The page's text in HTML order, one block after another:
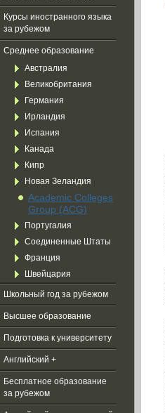
Курсы иностранного языка
за рубежом
Среднее образование
Австралия
Великобритания
Германия
Ирландия
Испания
Канада
Кипр
Новая Зеландия
Academic Colleges
Group (ACG)
Португалия
Соединенные Штаты
Франция
Швейцария
Школьный год за рубежом
Высшее образование
Подготовка к университету
Английский +
Бесплатное образование
за рубежом